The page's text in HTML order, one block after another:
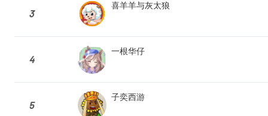
3
喜羊羊与灰太狼
4
一根华仔
5
子奕西游